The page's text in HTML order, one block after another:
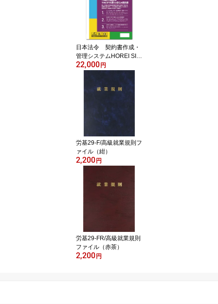
日本法令 契約書作成・
管理システムHOREI SIG
N工事請負契約書セット
律事務所 弁護士 水村元
晴 監修
22,000円
労基29-F/高級就業規則フ
ァイル（紺）
2,200円
労基29-FR/高級就業規則
ファイル（赤茶）
2,200円